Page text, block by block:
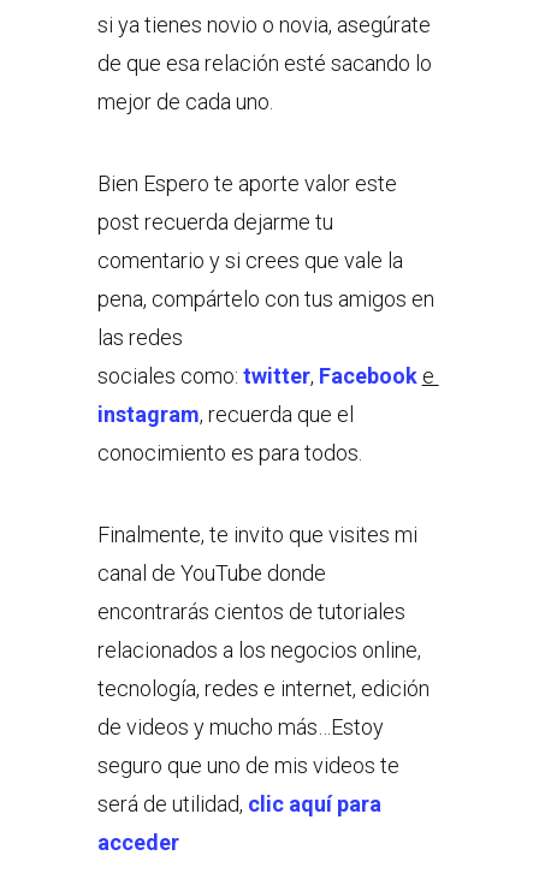
si ya tienes novio o novia, asegúrate
de que esa relación esté sacando lo
mejor de cada uno.
Bien Espero te aporte valor este
post recuerda dejarme tu
comentario y si crees que vale la
pena, compártelo con tus amigos en
las redes
sociales como: twitter, Facebook e
instagram, recuerda que el
conocimiento es para todos.
Finalmente, te invito que visites mi
canal de YouTube donde
encontrarás cientos de tutoriales
relacionados a los negocios online,
tecnología, redes e internet, edición
de videos y mucho más…Estoy
seguro que uno de mis videos te
será de utilidad, clic aquí para
acceder